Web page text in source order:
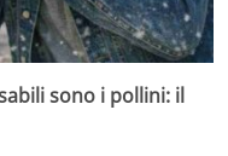
sono i pollini: il